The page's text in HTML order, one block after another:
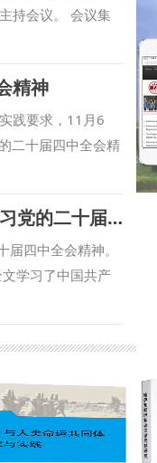
持会议。 会议集
济和社会发展第
平总书记给中国农
印发《中国共产
交流发言，与会
要通过“三会一
会精神紧密融入学
导向，聚焦重点领
实现理论研究与智
课程内容与教学
：国家安全学院
精神
践要求，11月6
二十届四中全会精
顾了“十四五”时
国建设的战略定位
与发展方向，必须
坐标，在系统谋
在学习中应当坚
法治思想；要始
注重厚植爱国主义
实践；要坚持以习
哲学与社会发展学院党委召开理论学习中心组（扩大）会议 专题学习党的二十届四中全会精神
四中全会精神。
学习了中国共产
全会是在全面建
坚持和完善中国特
会的重大意义，切
，将其与学院的
提高治理能力和水
优秀传统文化的
当代意义，为文